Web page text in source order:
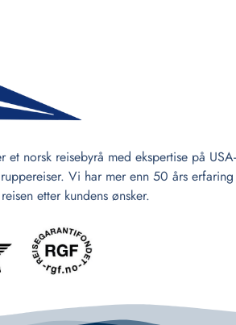
et norsk reisebyrå med ekspertise på
Vi har mer enn 50 års
etter kundens ønsker.